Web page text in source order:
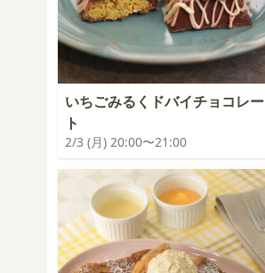
いちごみるくドバイチョコレー
ト
2/3 (月) 20:00〜21:00